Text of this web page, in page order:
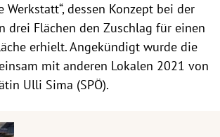
Werkstatt“, dessen Konzept bei der
drei Flächen den Zuschlag für einen
erhielt. Angekündigt wurde die
mit anderen Lokalen 2021 von
Ulli Sima (SPÖ).